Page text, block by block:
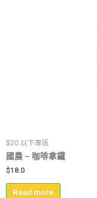
$20 以下專區
國農 – 咖啡拿鐵
$18.0
Read more